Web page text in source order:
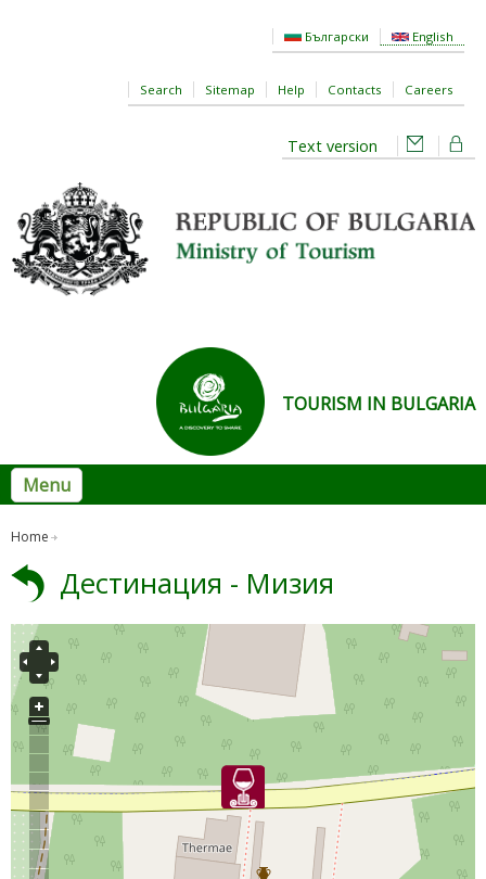
Български English
Search Sitemap Help Contacts Careers
Text version
TOURISM IN BULGARIA
Menu
Home
Дестинация - Мизия